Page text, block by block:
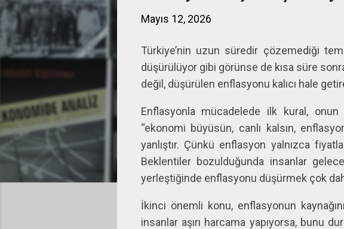
Mayıs 12, 2026
Türkiye’nin uzun süredir çözemediği
düşürülüyor gibi görünse de kısa süre
değil, düşürülen enflasyonu kalıcı hale
Enflasyonla mücadelede ilk kural,
“ekonomi büyüsün, canlı kalsın,
yanlıştır. Çünkü enflasyon yalnızca
Beklentiler bozulduğunda insanlar
yerleştiğinde enflasyonu düşürmek çok
İkinci önemli konu, enflasyonun
insanlar aşırı harcama yapıyorsa, bunu